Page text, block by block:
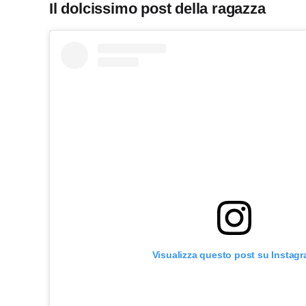
Il dolcissimo post della ragazza
Visualizza questo post su